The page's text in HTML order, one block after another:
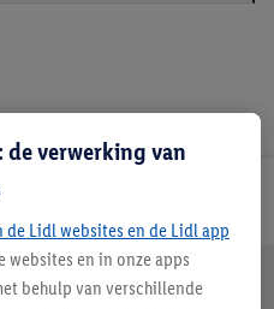
klant
de verwerking van
Lidl websites en de Lidl app
websites en in onze apps
behulp van verschillende